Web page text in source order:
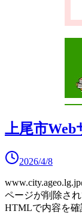
上尾市
2026/4/8
www.city.ageo.lg.jp
ページが削除さ
HTMLで内容を確